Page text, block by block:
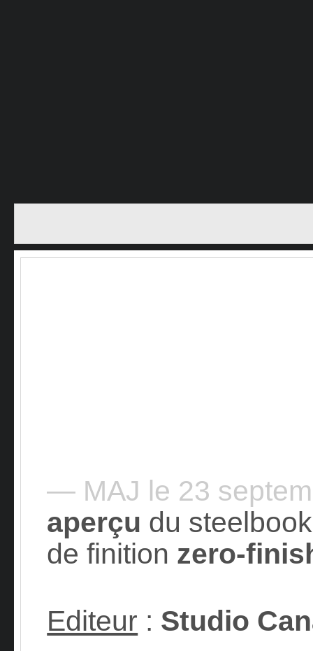
— MAJ le 23
aperçu du steelbook
de finition zero-
Editeur : Studio